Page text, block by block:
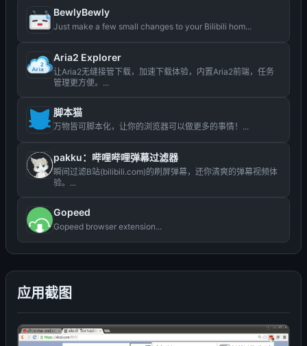
应用截图
BewlyBewly
Just make a few small changes to your Bilibili hom...
Aria2 Explorer
让Aria2无缝接管下载，加速下载体验，内置Aria2前端，任务
管理更方便。...
脚本猫
万物皆可脚本化，让你的浏览器可以做更多的事情！...
pakku：哔哩哔哩弹幕过滤器
瞬间过滤B站(bilibili.com)的刷屏弹幕，还你清爽的弹幕视频体
验。...
Gopeed
Gopeed browser extension...